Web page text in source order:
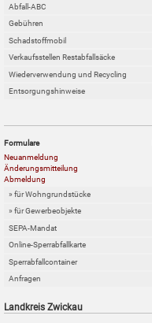
Abfall-ABC
Gebühren
Schadstoffmobil
Verkaufsstellen Restabfallsäcke
Wiederverwendung und Recycling
Entsorgungshinweise
Formulare
Neuanmeldung
Änderungsmitteilung
Abmeldung
» für Wohngrundstücke
» für Gewerbeobjekte
SEPA-Mandat
Online-Sperrabfallkarte
Sperrabfallcontainer
Anfragen
Landkreis Zwickau